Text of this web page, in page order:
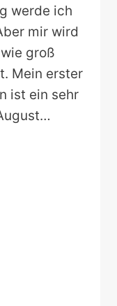
werde ich
mir wird
groß
Mein erster
ist ein sehr